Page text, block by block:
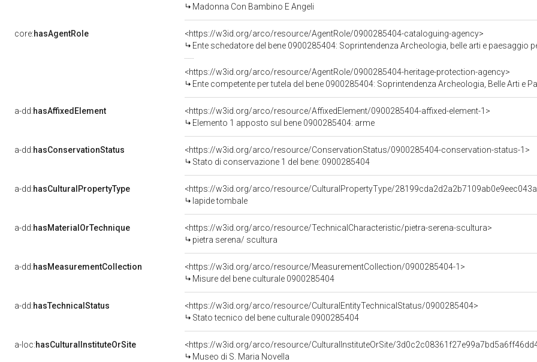
Madonna Con Bambino E Angeli
core:hasAgentRole
<https://w3id.org/arco/resource/AgentRole/0900285404-cataloguing-agency>
Ente schedatore del bene 0900285404: Soprintendenza Archeologia, belle arti e paesaggio
<https://w3id.org/arco/resource/AgentRole/0900285404-heritage-protection-agency>
Ente competente per tutela del bene 0900285404: Soprintendenza Archeologia, Belle Arti e
a-dd:hasAffixedElement
<https://w3id.org/arco/resource/AffixedElement/0900285404-affixed-element-1>
Elemento 1 apposto sul bene 0900285404: arme
a-dd:hasConservationStatus
<https://w3id.org/arco/resource/ConservationStatus/0900285404-conservation-status-1>
Stato di conservazione 1 del bene: 0900285404
a-dd:hasCulturalPropertyType
<https://w3id.org/arco/resource/CulturalPropertyType/
lapide tombale
a-dd:hasMaterialOrTechnique
<https://w3id.org/arco/resource/TechnicalCharacteristic/pietra-serena-scultura>
pietra serena/ scultura
a-dd:hasMeasurementCollection
<https://w3id.org/arco/resource/MeasurementCollection/0900285404-1>
Misure del bene culturale 0900285404
a-dd:hasTechnicalStatus
<https://w3id.org/arco/resource/CulturalEntityTechnicalStatus/0900285404>
Stato tecnico del bene culturale 0900285404
a-loc:hasCulturalInstituteOrSite
<https://w3id.org/arco/resource/CulturalInstituteOrSite/
Museo di S. Maria Novella